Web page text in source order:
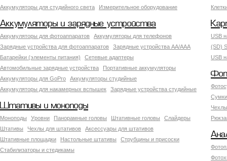
Аккумуляторы для студийного света
Измерительное оборудование
Аккумуляторы и зарядные устройства
Аккумуляторы для фотоаппаратов
Аккумуляторы для телефонов
Зарядные устройства для фотоаппаратов
Зарядные устройства AA/AAA
Батарейки (элементы питания)
Сетевые адаптеры
Автомобильные зарядные устройства
Портативные аккумуляторы
Аккумуляторы для GoPro
Аккумуляторы студийные
Аккумуляторы для накамерных вспышек
Зарядные устройства студийные
USB
(SD)
USB
Штативы и моноподы
Моноподы Уровни Панорамные головы Штативные головы
Слайдеры
Штативы
Чехлы для штативов
Аксессуары для штативов
Штативные площадки
Настольные штативы
Струбцины и присоски
Стабилизаторы и стедикамы